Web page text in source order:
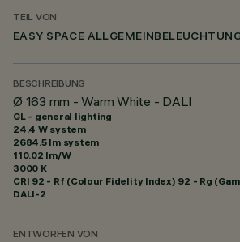
TEIL VON
EASY SPACE
BESCHREIBUNG
Ø 163 mm - Warm White - DALI
GL - general lighting
24.4 W system
2684.5 lm system
110.02 lm/W
3000 K
CRI 92 - Rf (Colour Fidelity Index) 92 - Rg
DALI-2
ENTWORFEN VON